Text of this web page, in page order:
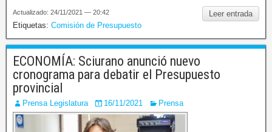
Leer entrada
Actualizado: 24/11/2021 — 20:42
Etiquetas: Comisión de Presupuesto
ECONOMÍA: Sciurano anunció nuevo
cronograma para debatir el Presupuesto
provincial
Prensa Legislatura 16/11/2021 Prensa